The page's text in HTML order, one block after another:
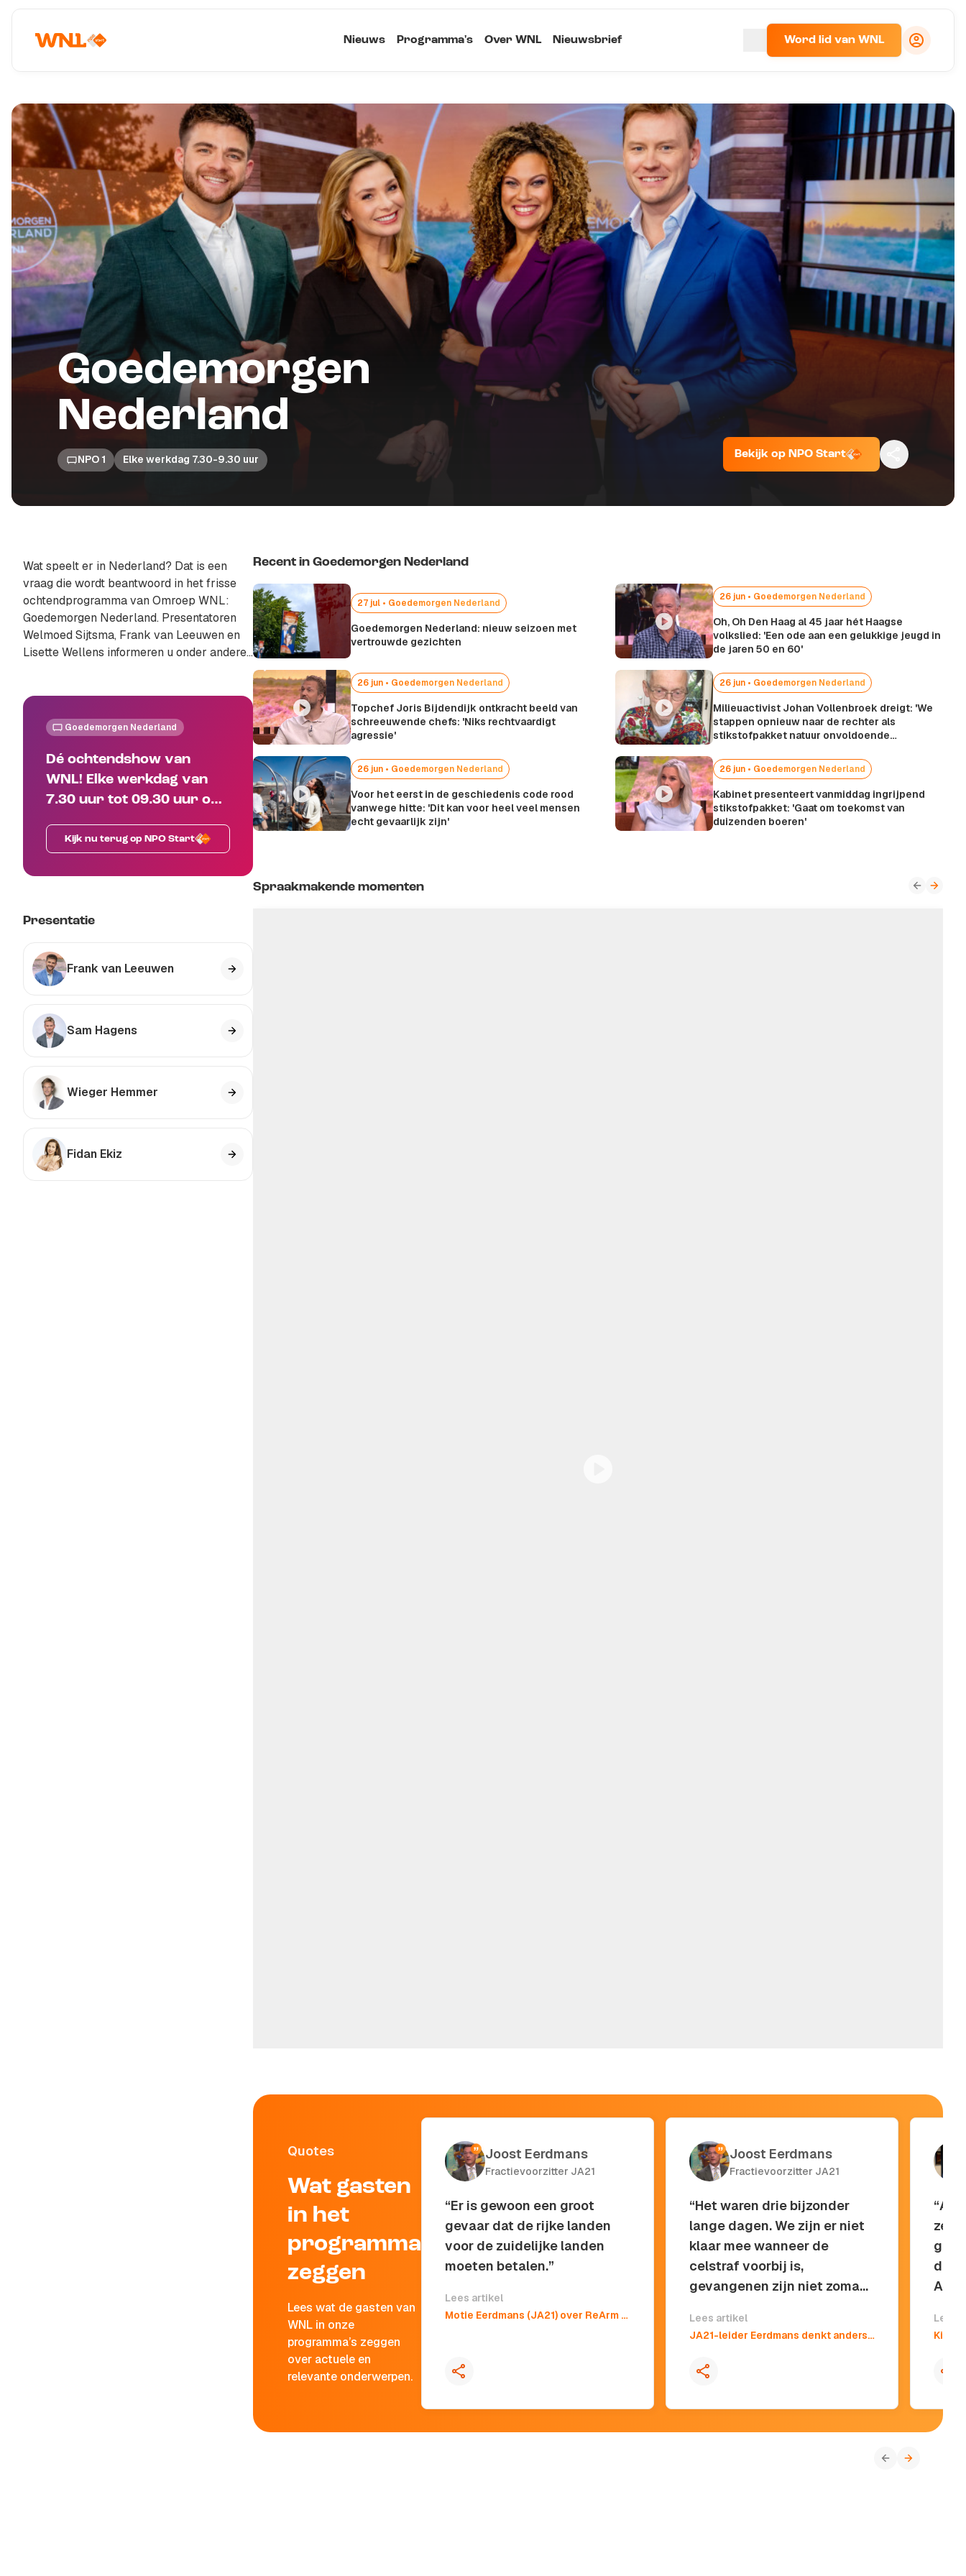
Nieuws Programma's Over WNL Nieuwsbrief Word lid van WNL
Goedemorgen
Nederland
NPO 1 Elke werkdag 7.30-9.30 uur Bekijk op NPO Start
Wat speelt er in Nederland? Dat is een
vraag die wordt beantwoord in het frisse
ochtendprogramma van Omroep WNL:
Goedemorgen Nederland. Presentatoren
Welmoed Sijtsma, Frank van Leeuwen en
Lisette Wellens informeren u onder andere
Goedemorgen Nederland
Dé ochtendshow van
WNL! Elke werkdag van
7.30 uur tot 09.30 uur op
Kijk nu terug op NPO Start
Presentatie
Frank van Leeuwen
Sam Hagens
Wieger Hemmer
Fidan Ekiz
Recent in Goedemorgen Nederland
27 jul • Goedemorgen Nederland
Goedemorgen Nederland: nieuw seizoen met
vertrouwde gezichten
26 jun • Goedemorgen Nederland
Oh, Oh Den Haag al 45 jaar hét Haagse
volkslied: 'Een ode aan een gelukkige jeugd in
de jaren 50 en 60'
26 jun • Goedemorgen Nederland
Topchef Joris Bijdendijk ontkracht beeld van
schreeuwende chefs: 'Niks rechtvaardigt
agressie'
26 jun • Goedemorgen Nederland
Milieuactivist Johan Vollenbroek dreigt: 'We
stappen opnieuw naar de rechter als
stikstofpakket natuur onvoldoende
26 jun • Goedemorgen Nederland
Voor het eerst in de geschiedenis code rood
vanwege hitte: 'Dit kan voor heel veel mensen
echt gevaarlijk zijn'
26 jun • Goedemorgen Nederland
Kabinet presenteert vanmiddag ingrijpend
stikstofpakket: 'Gaat om toekomst van
duizenden boeren'
Spraakmakende momenten
Quotes
Wat gasten
in het
programma
zeggen
Lees wat de gasten van
WNL in onze
programma’s zeggen
over actuele en
relevante onderwerpen.
Joost Eerdmans
Fractievoorzitter JA21
“Er is gewoon een groot
gevaar dat de rijke landen
voor de zuidelijke landen
moeten betalen.”
Lees artikel
Motie Eerdmans (JA21) over ReArm Europe kan rekenen op Kamermeerderheid: 'Zwemmen in fuik van gezamenlijke schuldenlast'
Joost Eerdmans
Fractievoorzitter JA21
“Het waren drie bijzonder
lange dagen. We zijn er niet
klaar mee wanneer de
celstraf voorbij is,
gevangenen zijn niet zomaar
Lees artikel
JA21-leider Eerdmans denkt anders over strenger straffen na drie vrijwillige dagen in cel: 'Het was pittig'
Kopieer quote
“Als
de
Lees